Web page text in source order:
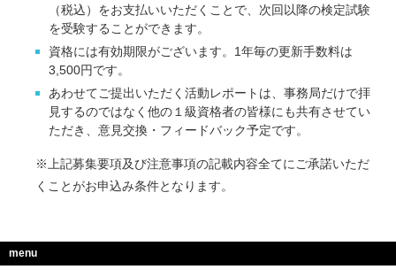
（税込）をお支払いいただくことで、次回以降の検定試験
を受験することができます。
資格には有効期限がございます。1年毎の更新手数料は
3,500円です。
あわせてご提出いただく活動レポートは、事務局だけで拝
見するのではなく他の１級資格者の皆様にも共有させてい
ただき、意見交換・フィードバック予定です。
※上記募集要項及び注意事項の記載内容全てにご承諾いただ
くことがお申込み条件となります。
menu